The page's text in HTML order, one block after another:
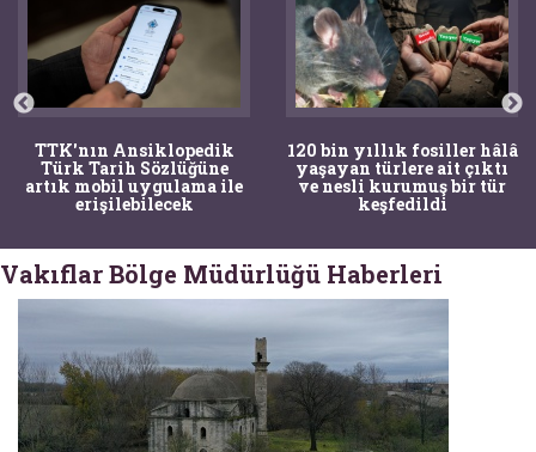
120 bin yıllık fosiller hâlâ
yaşayan türlere ait çıktı
ve nesli kurumuş bir tür
keşfedildi
Bir torba kemik adli
tıpçıları şaşkına çevirdi,
kemiklerin sırrını
arkeologlar çözdü
Vakıflar Bölge Müdürlüğü Haberleri